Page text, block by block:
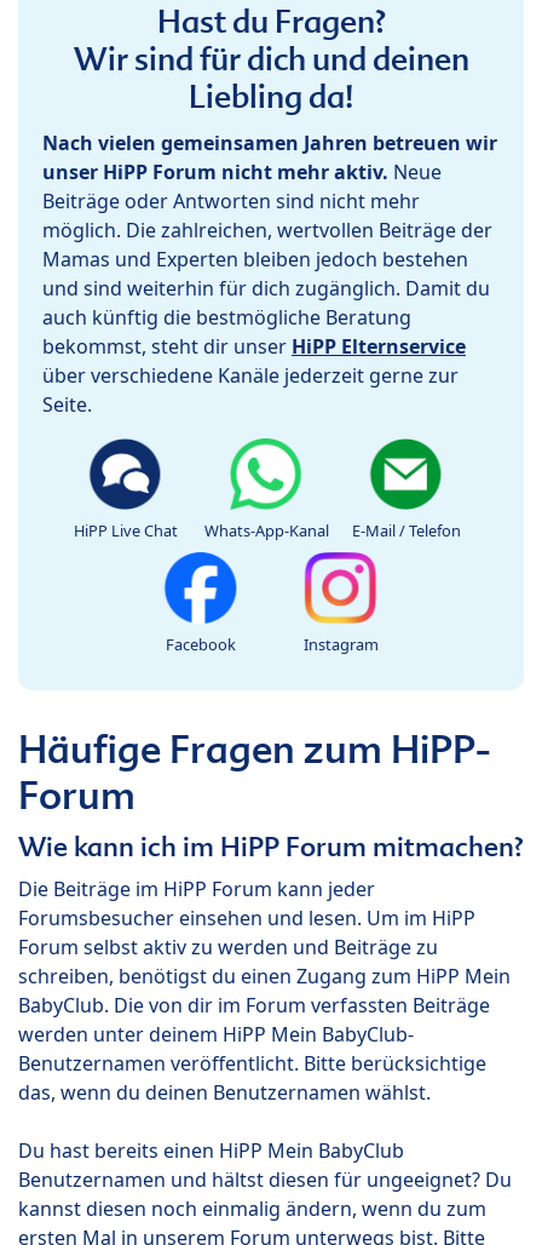
Hast du Fragen?
Wir sind für dich und deinen
Liebling da!
Nach vielen gemeinsamen Jahren betreuen wir
unser HiPP Forum nicht mehr aktiv. Neue
Beiträge oder Antworten sind nicht mehr
möglich. Die zahlreichen, wertvollen Beiträge der
Mamas und Experten bleiben jedoch bestehen
und sind weiterhin für dich zugänglich. Damit du
auch künftig die bestmögliche Beratung
bekommst, steht dir unser HiPP Elternservice
über verschiedene Kanäle jederzeit gerne zur
Seite.
HiPP Live Chat Whats-App-Kanal E-Mail / Telefon
Facebook Instagram
Häufige Fragen zum HiPP-
Forum
Wie kann ich im HiPP Forum mitmachen?
Die Beiträge im HiPP Forum kann jeder
Forumsbesucher einsehen und lesen. Um im HiPP
Forum selbst aktiv zu werden und Beiträge zu
schreiben, benötigst du einen Zugang zum HiPP Mein
BabyClub. Die von dir im Forum verfassten Beiträge
werden unter deinem HiPP Mein BabyClub-
Benutzernamen veröffentlicht. Bitte berücksichtige
das, wenn du deinen Benutzernamen wählst.
Du hast bereits einen HiPP Mein BabyClub
Benutzernamen und hältst diesen für ungeeignet? Du
kannst diesen noch einmalig ändern, wenn du zum
ersten Mal in unserem Forum unterwegs bist. Bitte